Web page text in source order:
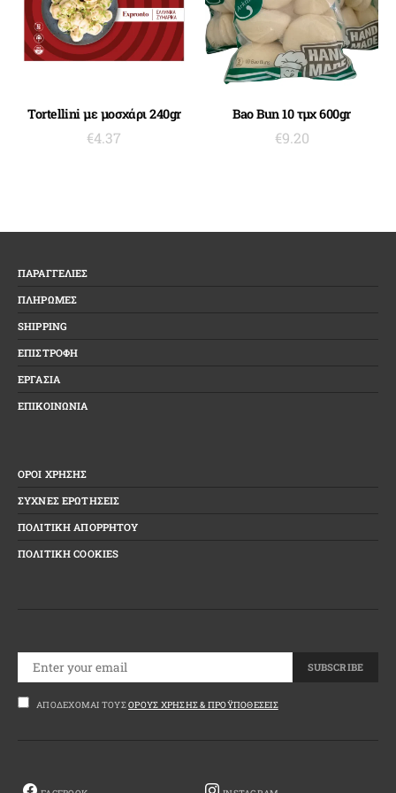
ΠΡΟΣΘΉΚΗ ΣΤΟ ΚΑΛΆΘΙ
Tortellini με μοσχάρι 240gr
€4.37
ΠΡΟΣΘΉΚΗ ΣΤΟ ΚΑΛΆΘΙ
Bao Bun 10 τμχ 600gr
€9.20
ΠΑΡΑΓΓΕΛΙΕΣ
ΠΛΗΡΩΜΕΣ
SHIPPING
ΕΠΙΣΤΡΟΦΗ
ΕΡΓΑΣΙΑ
ΕΠΙΚΟΙΝΩΝΙΑ
ΟΡΟΙ ΧΡΗΣΗΣ
ΣΥΧΝΕΣ ΕΡΩΤΗΣΕΙΣ
ΠΟΛΙΤΙΚΗ ΑΠΟΡΡΗΤΟΥ
ΠΟΛΙΤΙΚΗ COOKIES
SUBSCRIBE
ΑΠΟΔΈΧΟΜΑΙ ΤΟΥΣΌΡΟΥΣ ΧΡΉΣΗΣ & ΠΡΟΫΠΟΘΈΣΕΙΣ